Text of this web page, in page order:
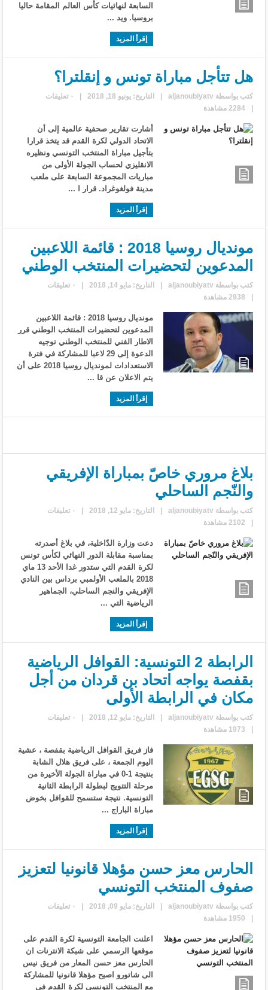
السابعة لنهائيات كأس العالم المقامة حاليا
بروسيا. ويد ...
إقرأ المزيد
هل تتأجل مباراة تونس و إنقلترا؟
كتب بواسطةaljanoubiyatv
| التاريخ: يونيو 18, 2018 |
٠ تعليقات
|
2284 مشاهدة
أشارت تقارير صحفية عالمية إلى أن
الاتحاد الدولي لكرة القدم قد يتخذ قرارا
بتأجيل مباراة المنتخب التونسي ونظيره
الانقليزي لحساب الجولة الأولى من
مباريات المجموعة السابعة على ملعب
مدينة فولغوغراد. قرار ا ...
إقرأ المزيد
مونديال روسيا 2018 : قائمة اللاعبين
المدعوين لتحضيرات المنتخب الوطني
كتب بواسطةaljanoubiyatv
| التاريخ: مايو 14, 2018 |
٠ تعليقات
|
2938 مشاهدة
مونديال روسيا 2018 : قائمة اللاعبين
المدعوين لتحضيرات المنتخب الوطني قرر
الاطار الفني للمنتخب الوطني توجيه
الدعوة إلى 29 لاعبا للمشاركة في فترة
الاستعدادات لمونديال روسيا 2018 على أن
يتم الاعلان عن قا ...
إقرأ المزيد
بلاغ مروري خاصّ بمباراة الإفريقي
والنّجم الساحلي
كتب بواسطةaljanoubiyatv
| التاريخ: مايو 12, 2018 |
٠ تعليقات
|
2102 مشاهدة
دعت وزارة الدّاخلية، في بلاغ أصدرته
بمناسبة مقابلة الدور النهائي لكأس تونس
لكرة القدم التي ستدور غدا الأحد 13 ماي
2018 بالملعب الأولمبي برداس بين النادي
الإفريقي والنجم الساحلي، الجماهير
الرياضية التي ...
إقرأ المزيد
الرابطة 2 التونسية: القوافل الرياضية
بقفصة يواجه اتحاد بن قردان من أجل
مكان في الرابطة الأولى
كتب بواسطةaljanoubiyatv
| التاريخ: مايو 12, 2018 |
٠ تعليقات
|
1973 مشاهدة
فاز فريق القوافل الرياضية بقفصة ، عشية
اليوم الجمعة ، على فريق هلال الشابة
بنتيجة 1-0 في مباراة الجولة الأخيرة من
مرحلة التتويج لبطولة الرابطة الثانية
التونسية. نتيجة ستسمح للقوافل بخوض
مباراة الباراج ...
إقرأ المزيد
الحارس معز حسن مؤهلا قانونيا لتعزيز
صفوف المنتخب التونسي
كتب بواسطةaljanoubiyatv
| التاريخ: مايو 09, 2018 |
٠ تعليقات
|
1950 مشاهدة
اعلنت الجامعة التونسية لكرة القدم على
موقعها الرسمي على شبكة الانترنات ان
الحارس معز حسن المعار من فريق نيس
الى شاتورو اصبح مؤهلا قانونيا للمشاركة
مع المنتخب التونسي لكرة القدم في